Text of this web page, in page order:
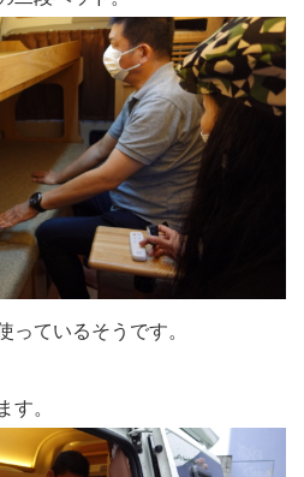
っているそうです。
す。